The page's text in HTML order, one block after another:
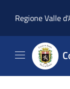
Regione Valle